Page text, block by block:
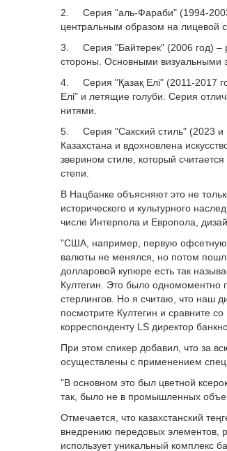
2. Серия "аль-Фараби" (1994-2003
центральным образом на лицевой
3. Серия "Байтерек" (2006 год) –
стороны. Основными визуальными
4. Серия "Қазақ Елі" (2011-2017
Елі" и летящие голуби. Серия
нитями.
5. Серия "Сакский стиль" (2023 и
Казахстана и вдохновлена
зверином стиле, который
степи.
В Нацбанке объясняют это не
исторического и культурного
числе Интерпола и Европола,
"США, например, первую офсетную
валюты не менялся, но потом
долларовой купюре есть так
Култегин. Это было одномоментно
стерлингов. Но я считаю, что наш
посмотрите Култегин и сравните
корреспонденту LS директор
При этом спикер добавил, что за
осуществлены с применением
"В основном это был цветной
так, было не в промышленных
Отмечается, что казахстанский
внедрению передовых элементов,
использует уникальный комплекс